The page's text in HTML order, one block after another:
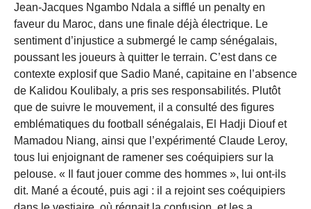
Jean-Jacques Ngambo Ndala a sifflé un penalty en
faveur du Maroc, dans une finale déjà électrique. Le
sentiment d’injustice a submergé le camp sénégalais,
poussant les joueurs à quitter le terrain. C’est dans ce
contexte explosif que Sadio Mané, capitaine en l’absence
de Kalidou Koulibaly, a pris ses responsabilités. Plutôt
que de suivre le mouvement, il a consulté des figures
emblématiques du football sénégalais, El Hadji Diouf et
Mamadou Niang, ainsi que l’expérimenté Claude Leroy,
tous lui enjoignant de ramener ses coéquipiers sur la
pelouse. « Il faut jouer comme des hommes », lui ont-ils
dit. Mané a écouté, puis agi : il a rejoint ses coéquipiers